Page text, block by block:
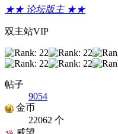
★★ 论坛版主 ★★
双主站VIP
帖子
9054
金币
22062 个